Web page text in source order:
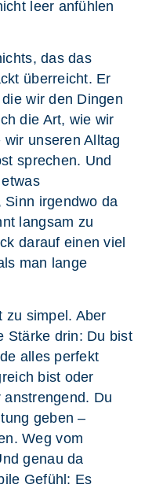
leer anfühlen
das das
überreicht. Er
wir den Dingen
die Art, wie wir
unseren Alltag
sprechen. Und
Sinn irgendwo da
langsam zu
darauf einen viel
man lange
zu simpel. Aber
Stärke drin: Du bist
alles perfekt
bist oder
Du
geben –
Weg vom
genau da
Gefühl: Es